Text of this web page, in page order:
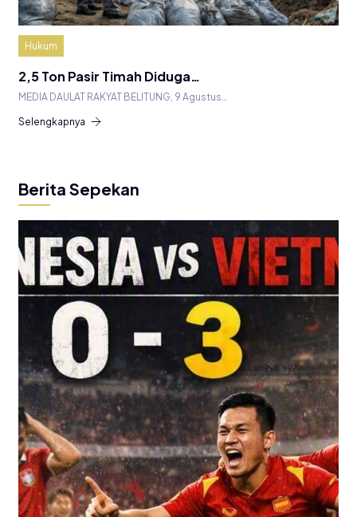
Hukum
2,5 Ton Pasir Timah Diduga…
MEDIA DAULAT RAKYAT BELITUNG, 9 Agustus…
Selengkapnya
Berita Sepekan